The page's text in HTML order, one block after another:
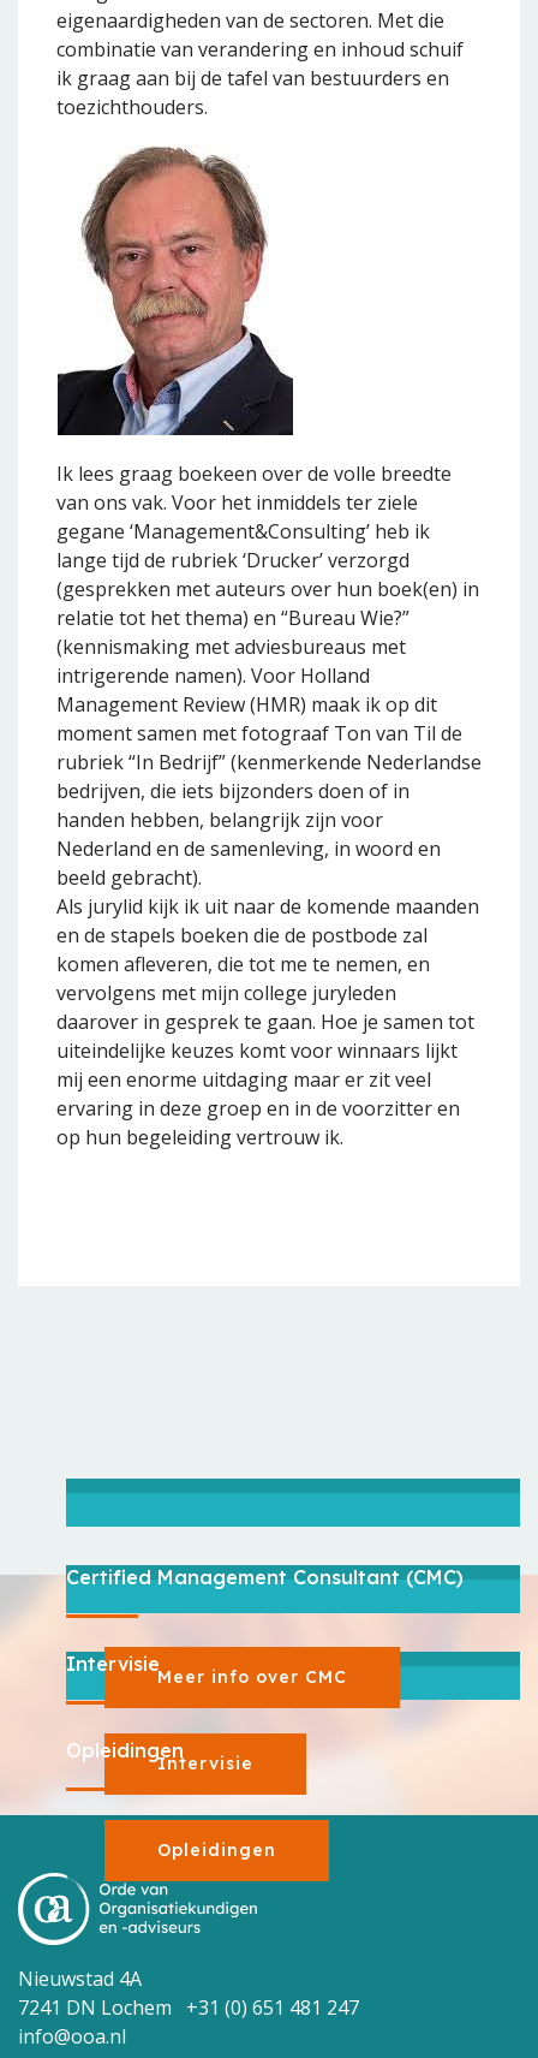
eigenaardigheden van de sectoren. Met die
combinatie van verandering en inhoud schuif
ik graag aan bij de tafel van bestuurders en
toezichthouders.
Ik lees graag boekeen over de volle breedte
van ons vak. Voor het inmiddels ter ziele
gegane ‘Management&Consulting’ heb ik
lange tijd de rubriek ‘Drucker’ verzorgd
(gesprekken met auteurs over hun boek(en) in
relatie tot het thema) en “Bureau Wie?”
(kennismaking met adviesbureaus met
intrigerende namen). Voor Holland
Management Review (HMR) maak ik op dit
moment samen met fotograaf Ton van Til de
rubriek “In Bedrijf” (kenmerkende Nederlandse
bedrijven, die iets bijzonders doen of in
handen hebben, belangrijk zijn voor
Nederland en de samenleving, in woord en
beeld gebracht).
Als jurylid kijk ik uit naar de komende maanden
en de stapels boeken die de postbode zal
komen afleveren, die tot me te nemen, en
vervolgens met mijn college juryleden
daarover in gesprek te gaan. Hoe je samen tot
uiteindelijke keuzes komt voor winnaars lijkt
mij een enorme uitdaging maar er zit veel
ervaring in deze groep en in de voorzitter en
op hun begeleiding vertrouw ik.
Certified Management Consultant (CMC)
Meer info over CMC
Intervisie
Intervisie
Opleidingen
Opleidingen
Nieuwstad 4A
7241 DN Lochem +31 (0) 651 481 247
info@ooa.nl